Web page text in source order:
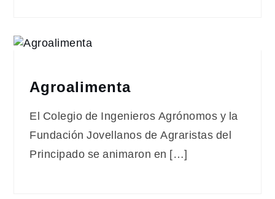
Agroalimenta
El Colegio de Ingenieros Agrónomos y la
Fundación Jovellanos de Agraristas del
Principado se animaron en […]